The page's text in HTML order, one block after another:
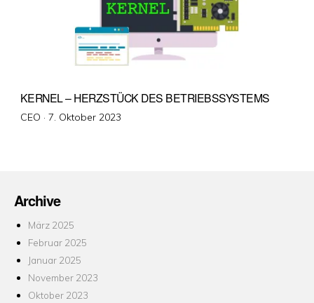
KERNEL – HERZSTÜCK DES BETRIEBSSYSTEMS
CEO · Veröffentlicht
7. Oktober 2023
Archive
März 2025
Februar 2025
Januar 2025
November 2023
Oktober 2023